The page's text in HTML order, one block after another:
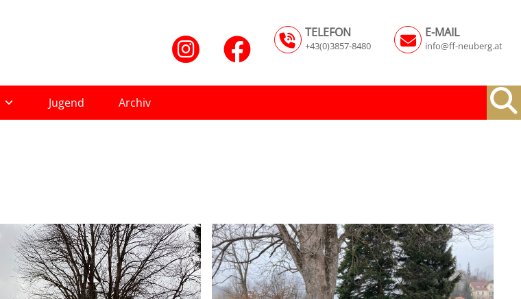
TELEFON
+43(0)3857-8480
E-MAIL
info@ff-neuberg.at
Jugend Archiv